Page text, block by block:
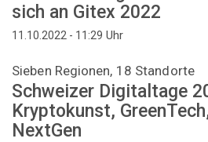
sich an Gitex 2022
11.10.2022 - 11:29 Uhr
Sieben Regionen, 18 Standorte
Schweizer Digitaltage
Kryptokunst,
NextGen